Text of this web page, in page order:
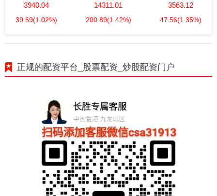
3940.04
39.69(1.02%)
14311.01
200.89(1.42%)
3563.12
47.56(1.35%)
正规的配资平台_股票配资_炒股配资门户